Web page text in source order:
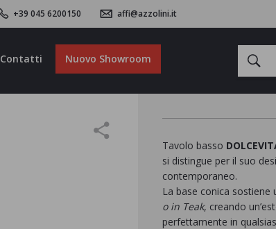
+39 045 6200150 affi@azzolini.it
Contatti Nuovo Showroom
Tavolo basso
si distingue per il suo
contemporaneo.
La base conica sostiene
o in Teak, creando
perfettamente in